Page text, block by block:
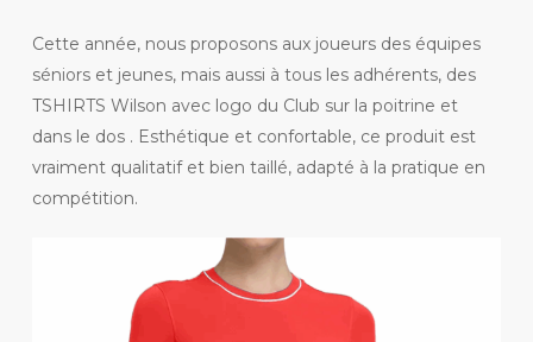
Cette année, nous proposons aux joueurs des équipes
séniors et jeunes, mais aussi à tous les adhérents, des
TSHIRTS Wilson avec logo du Club sur la poitrine et
dans le dos . Esthétique et confortable, ce produit est
vraiment qualitatif et bien taillé, adapté à la pratique en
compétition.